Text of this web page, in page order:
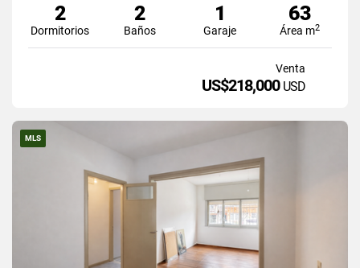
2
Dormitorios
2
Baños
1
Garaje
63
Área m2
Venta
US$218,000 USD
MLS